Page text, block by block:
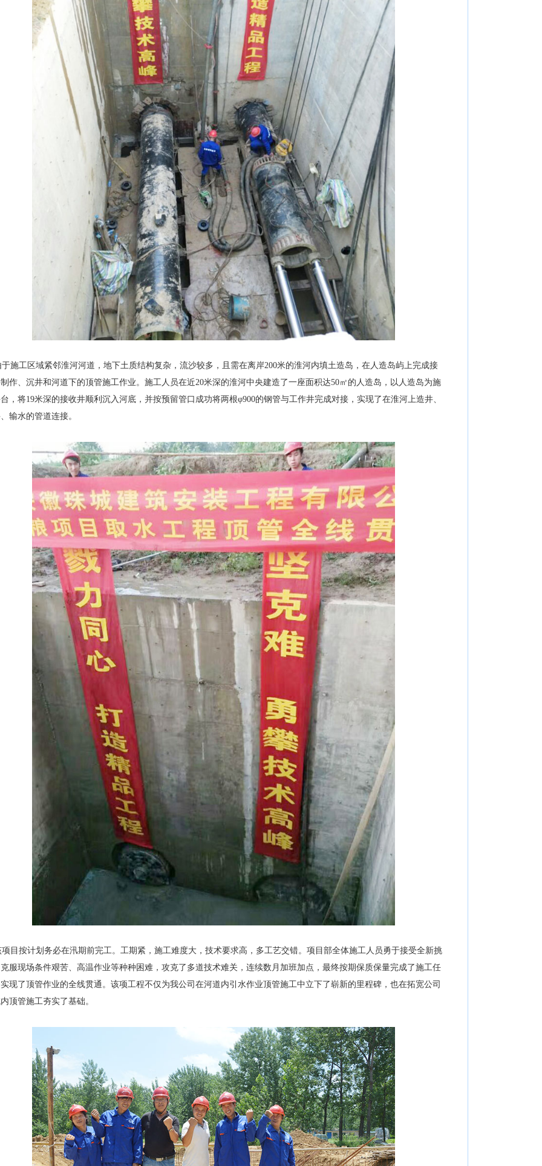
工区域紧邻淮河河道，地下土质结构复杂，流沙较多，且需在离岸200米的淮河内填土造岛，在人造岛屿上完成接
作、沉井和河道下的顶管施工作业。施工人员在近20米深的淮河中央建造了一座面积达50㎡的人造岛，以人造岛为施
，将19米深的接收井顺利沉入河底，并按预留管口成功将两根φ900的钢管与工作井完成对接，实现了在淮河上造井、
输水的管道连接。
按计划务必在汛期前完工。工期紧，施工难度大，技术要求高，多工艺交错。项目部全体施工人员勇于接受全新挑
服现场条件艰苦、高温作业等种种困难，攻克了多道技术难关，连续数月加班加点，最终按期保质保量完成了施工任
现了顶管作业的全线贯通。该项工程不仅为我公司在河道内引水作业顶管施工中立下了崭新的里程碑，也在拓宽公司
顶管施工夯实了基础。